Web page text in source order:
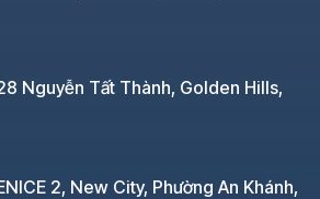
Nguyễn Tất Thành, Golden Hills,
2, New City, Phường An Khánh,